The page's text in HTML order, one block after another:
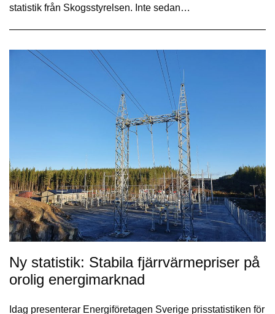
statistik från Skogsstyrelsen. Inte sedan…
Ny statistik: Stabila fjärrvärmepriser på
orolig energimarknad
Idag presenterar Energiföretagen Sverige prisstatistiken för